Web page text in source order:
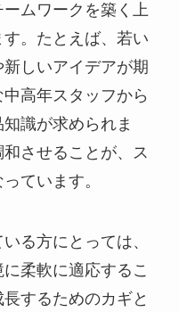
ムワークを築く上
。たとえば、若い
しいアイデアが期
高年スタッフから
識が求められま
させることが、ス
ています。
る方にとっては、
柔軟に適応するこ
するためのカギと